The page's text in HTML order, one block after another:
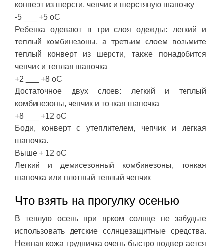
конверт из шерсти, чепчик и шерстяную шапочку
-5 ___ +5 оС
Ребенка одевают в три слоя одежды: легкий и
теплый комбинезоны, а третьим слоем возьмите
теплый конверт из шерсти, также понадобится
чепчик и теплая шапочка
+2 ___ +8 оС
Достаточное двух слоев: легкий и теплый
комбинезоны, чепчик и тонкая шапочка
+8 ___ +12 оС
Боди, конверт с утеплителем, чепчик и легкая
шапочка.
Выше + 12 оС
Легкий и демисезонный комбинезоны, тонкая
шапочка или плотный теплый чепчик
Что взять на прогулку осенью
В теплую осень при ярком солнце не забудьте
использовать детские солнцезащитные средства.
Нежная кожа грудничка очень быстро подвергается